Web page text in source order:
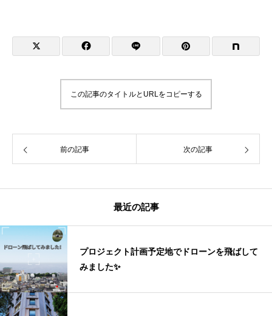
この記事のタイトルとURLをコピーする
前の記事 次の記事
最近の記事
プロジェクト計画予定地でドローンを飛ばして
みました✨